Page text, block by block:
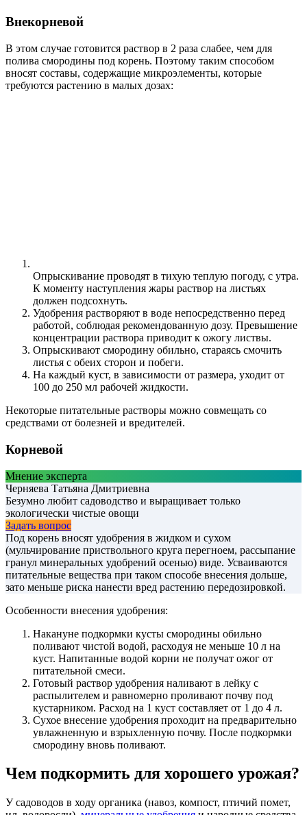
Внекорневой
В этом случае готовится раствор в 2 раза слабее, чем для
полива смородины под корень. Поэтому таким способом
вносят составы, содержащие микроэлементы, которые
требуются растению в малых дозах:
Опрыскивание проводят в тихую теплую погоду, с утра.
К моменту наступления жары раствор на листьях
должен подсохнуть.
Удобрения растворяют в воде непосредственно перед
работой, соблюдая рекомендованную дозу. Превышение
концентрации раствора приводит к ожогу листвы.
Опрыскивают смородину обильно, стараясь смочить
листья с обеих сторон и побеги.
На каждый куст, в зависимости от размера, уходит от
100 до 250 мл рабочей жидкости.
Некоторые питательные растворы можно совмещать со
средствами от болезней и вредителей.
Корневой
Мнение эксперта
Черняева Татьяна Дмитриевна
Безумно любит садоводство и выращивает только
экологически чистые овощи
Задать вопрос
Под корень вносят удобрения в жидком и сухом
(мульчирование приствольного круга перегноем, рассыпание
гранул минеральных удобрений осенью) виде. Усваиваются
питательные вещества при таком способе внесения дольше,
зато меньше риска нанести вред растению передозировкой.
Особенности внесения удобрения:
Накануне подкормки кусты смородины обильно
поливают чистой водой, расходуя не меньше 10 л на
куст. Напитанные водой корни не получат ожог от
питательной смеси.
Готовый раствор удобрения наливают в лейку с
распылителем и равномерно проливают почву под
кустарником. Расход на 1 куст составляет от 1 до 4 л.
Сухое внесение удобрения проходит на предварительно
увлажненную и взрыхленную почву. После подкормки
смородину вновь поливают.
Чем подкормить для хорошего урожая?
У садоводов в ходу органика (навоз, компост, птичий помет,